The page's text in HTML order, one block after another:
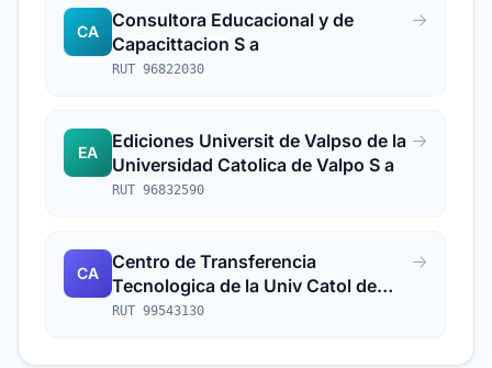
CA
Consultora Educacional y de
Capacittacion S a
RUT 96822030
EA
Ediciones Universit de Valpso de la
Universidad Catolica de Valpo S a
RUT 96832590
CA
Centro de Transferencia
Tecnologica de la Univ Catol de
Valpso S a
RUT 99543130